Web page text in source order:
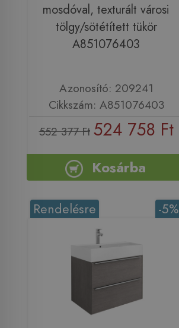
mosdóval, texturált városi
tölgy/sötétített tükör
A851076403
Azonosító: 209241
Cikkszám: A851076403
552 377 Ft 524 758 Ft
Kosárba
-5%
Rendelésre